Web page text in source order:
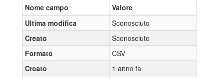
Nome campo
Valore
Ultima modifica
Sconosciuto
Creato
Sconosciuto
Formato
CSV
Creato
1 anno fa